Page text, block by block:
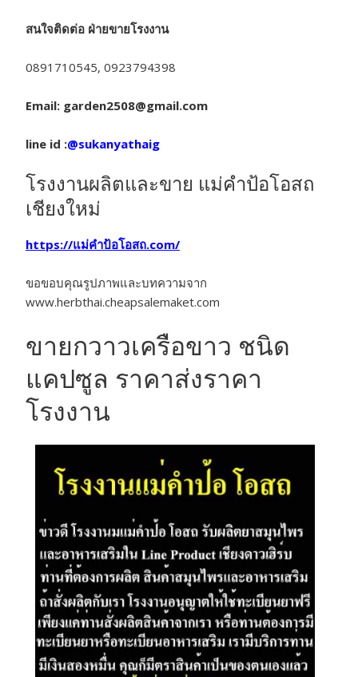
สนใจติดต่อ ฝ่ายขายโรงงาน
0891710545, 0923794398
Email: garden2508@gmail.com
line id :@sukanyathaig
โรงงานผลิตและขาย แม่คำป้อโอสถ
เชียงใหม่
https://แม่คำป้อโอสถ.com/
ขอขอบคุณรูปภาพและบทความจาก
www.herbthai.cheapsalemaket.com
ขายกวาวเครือขาว ชนิด
แคปซูล ราคาส่งราคา
โรงงาน